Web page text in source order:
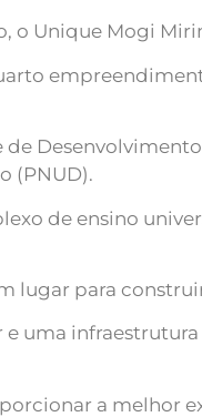
o Unique Mogi
(PNUD).
de ensino
lugar para
uma
a melhor